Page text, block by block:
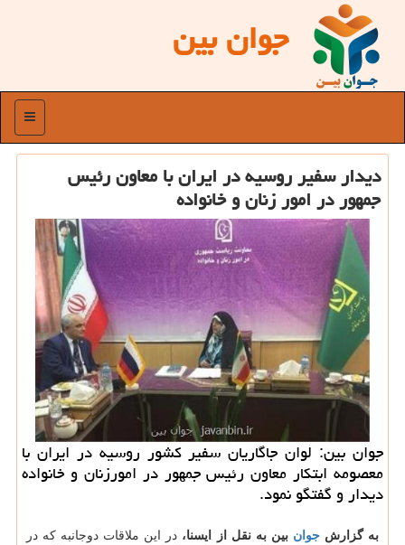
جوان بین
منو
دیدار سفیر روسیه در ایران با معاون رئیس
جمهور در امور زنان و خانواده
جوان بین: لوان جاگاریان سفیر كشور روسیه در ایران با
معصومه ابتكار معاون رئیس جمهور در امورزنان و خانواده
دیدار و گفتگو نمود.
به گزارشجوان بین به نقل از ایسنا، در این ملاقات دوجانبه كه در